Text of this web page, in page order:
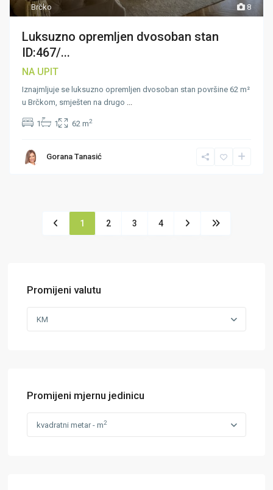
8
Brčko
Luksuzno opremljen dvosoban stan
ID:467/...
NA UPIT
Iznajmljuje se luksuzno opremljen dvosoban stan površine 62 m²
u Brčkom, smješten na drugo ...
1 1 62 m2
Gorana Tanasić
1 2 3 4
Promijeni valutu
KM
Promijeni mjernu jedinicu
kvadratni metar - m2